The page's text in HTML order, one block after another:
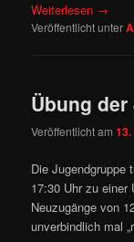
Weiterlesen →
Veröffentlicht unter
Übung
Veröffentlicht am
Die Jugendgruppe
17:30 Uhr zu einer
Neuzugänge von
unverbindlich mal